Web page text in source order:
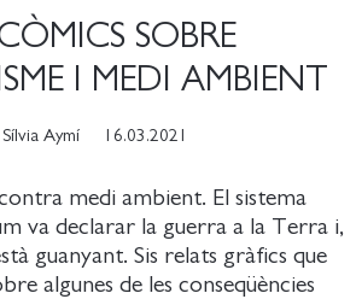
SOBRE
I MEDI AMBIENT
Sílvia Aymí 16.03.2021
medi ambient. El sistema
va declarar la guerra a la Terra i,
guanyant. Sis relats gràfics que
algunes de les conseqüències